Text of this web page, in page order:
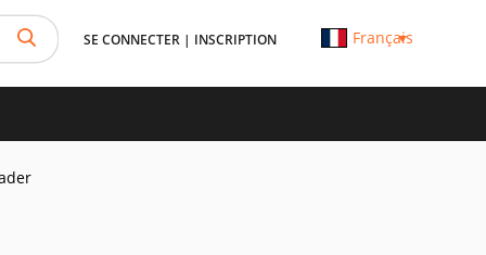
SE CONNECTER | INSCRIPTION Français